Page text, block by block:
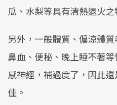
瓜、水梨等具有清熱退火之
另外，一般體質、偏涼體
鼻血、便秘、晚上睡不著
感神經，補過度了，因此
佳。